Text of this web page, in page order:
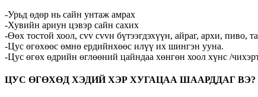
-Урьд өдөр нь сайн унтаж амрах
-Хувийн ариун цэвэр сайн сахих
-Өөх тостой хоол, сvv сvvн бүтээгдэхүүн, айраг, архи, пиво,
-Цус өгөхөөс өмнө ердийнхөөс илүү их шингэн ууна.
-Цус өгөх өдрийн өглөөний цайндаа хөнгөн хоол хүнс /
ЦУС ӨГӨХӨД ХЭДИЙ ХЭР ХУГАЦАА ШААРДДАГ ВЭ?